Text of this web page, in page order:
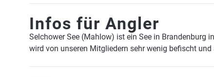
Infos für Angler
Selchower See (Mahlow) ist ein See in Brandenburg
wird von unseren Mitgliedern sehr wenig befischt und